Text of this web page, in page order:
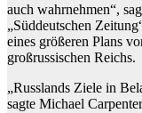
auch wahrnehmen“,
„Süddeutschen
eines größeren Plans
großrussischen Reichs.
„Russlands Ziele in
sagte Michael